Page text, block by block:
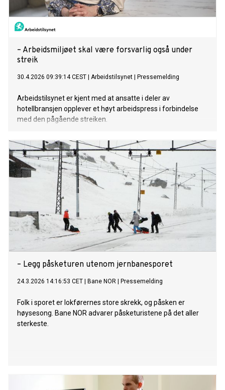
– Arbeidsmiljøet skal være forsvarlig også under
streik
30.4.2026 09:39:14 CEST Arbeidstilsynet Pressemelding
Arbeidstilsynet er kjent med at ansatte i deler av
hotellbransjen opplever et høyt arbeidspress i forbindelse
med den pågående streiken.
– Legg påsketuren utenom jernbanesporet
24.3.2026 14:16:53 CET Bane NOR Pressemelding
Folk i sporet er lokførernes store skrekk, og påsken er
høysesong. Bane NOR advarer påsketuristene på det aller
sterkeste.